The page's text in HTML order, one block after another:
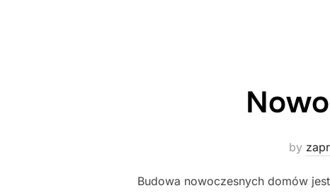
by
Budowa nowoczesnych domów